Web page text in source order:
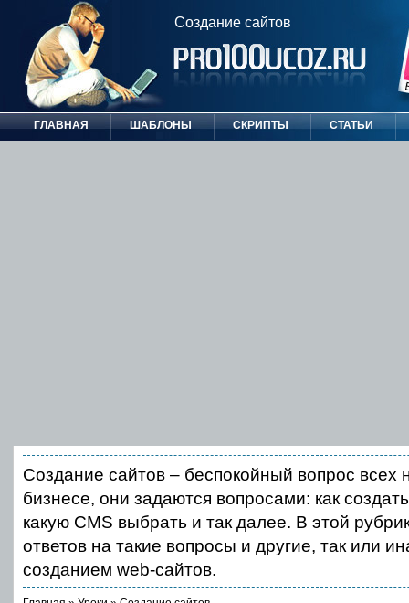
Создание сайтов
ГЛАВНАЯ ШАБЛОНЫ СКРИПТЫ СТАТЬИ
Создание сайтов – беспокойный вопрос всех
бизнесе, они задаются вопросами: как
какую CMS выбрать и так далее. В этой
ответов на такие вопросы и другие, так или
созданием web-сайтов.